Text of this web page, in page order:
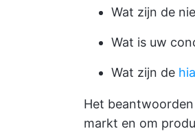
Wat zijn de
Wat is uw
Wat zijn de
Het
markt en om